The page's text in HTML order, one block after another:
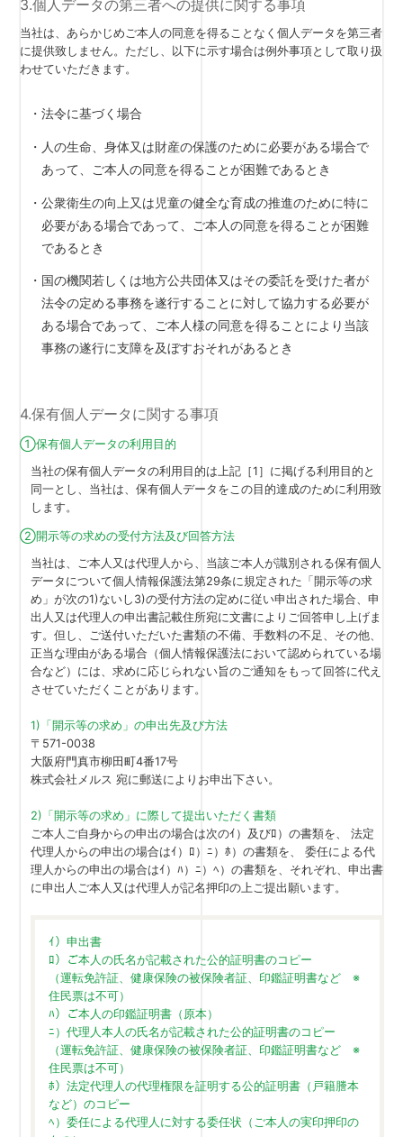
3.個人データの第三者への提供に関する事項
当社は、あらかじめご本人の同意を得ることなく個人データを第三者
に提供致しません。ただし、以下に示す場合は例外事項として取り扱
わせていただきます。
・法令に基づく場合
・人の生命、身体又は財産の保護のために必要がある場合で
あって、ご本人の同意を得ることが困難であるとき
・公衆衛生の向上又は児童の健全な育成の推進のために特に
必要がある場合であって、ご本人の同意を得ることが困難
であるとき
・国の機関若しくは地方公共団体又はその委託を受けた者が
法令の定める事務を遂行することに対して協力する必要が
ある場合であって、ご本人様の同意を得ることにより当該
事務の遂行に支障を及ぼすおそれがあるとき
4.保有個人データに関する事項
①保有個人データの利用目的
当社の保有個人データの利用目的は上記［1］に掲げる利用目的と
同一とし、当社は、保有個人データをこの目的達成のために利用致
します。
②開示等の求めの受付方法及び回答方法
当社は、ご本人又は代理人から、当該ご本人が識別される保有個人
データについて個人情報保護法第29条に規定された「開示等の求
め」が次の1)ないし3)の受付方法の定めに従い申出された場合、申
出人又は代理人の申出書記載住所宛に文書によりご回答申し上げま
す。但し、ご送付いただいた書類の不備、手数料の不足、その他、
正当な理由がある場合（個人情報保護法において認められている場
合など）には、求めに応じられない旨のご通知をもって回答に代え
させていただくことがあります。
1)「開示等の求め」の申出先及び方法
〒571-0038
大阪府門真市柳田町4番17号
株式会社メルス 宛に郵送によりお申出下さい。
2)「開示等の求め」に際して提出いただく書類
ご本人ご自身からの申出の場合は次のｲ）及びﾛ）の書類を、 法定
代理人からの申出の場合はｲ）ﾛ）ﾆ）ﾎ）の書類を、 委任による代
理人からの申出の場合はｲ）ﾊ）ﾆ）ﾍ）の書類を、それぞれ、申出書
に申出人ご本人又は代理人が記名押印の上ご提出願います。
ｲ）申出書
ﾛ）ご本人の氏名が記載された公的証明書のコピー
（運転免許証、健康保険の被保険者証、印鑑証明書など ※
住民票は不可）
ﾊ）ご本人の印鑑証明書（原本）
ﾆ）代理人本人の氏名が記載された公的証明書のコピー
（運転免許証、健康保険の被保険者証、印鑑証明書など ※
住民票は不可）
ﾎ）法定代理人の代理権限を証明する公的証明書（戸籍謄本
など）のコピー
ﾍ）委任による代理人に対する委任状（ご本人の実印押印の